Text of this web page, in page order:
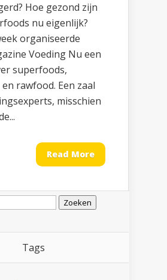
Hoe gezond zijn
nu eigenlijk?
organiseerde
Voeding Nu een
superfoods,
rawfood. Een zaal
misschien
Read More
Tags